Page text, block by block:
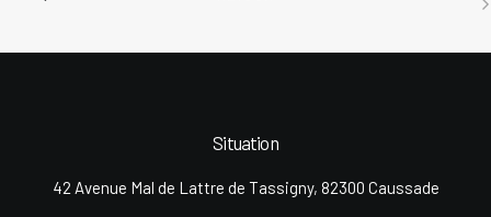
Situation
42 Avenue Mal de Lattre de Tassigny, 82300 Caussade